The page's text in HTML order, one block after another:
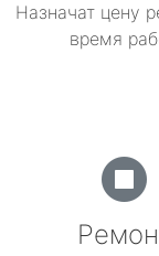
Назначат цену
время